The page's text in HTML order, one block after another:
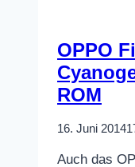
OPPO
ROM
16. Juni 2014
Auch das